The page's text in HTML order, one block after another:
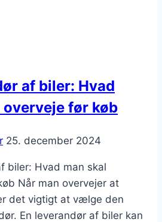
af biler: Hvad
overveje før køb
25. december 2024
biler: Hvad man skal
Når man overvejer at
det vigtigt at vælge den
En leverandør af biler kan